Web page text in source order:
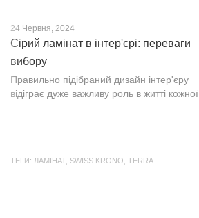
24 Червня, 2024
Сірий ламінат в інтер'єрі: переваги
вибору
Правильно підібраний дизайн інтер'єру
відіграє дуже важливу роль в житті кожної
ТЕГИ: ЛАМІНАТ, SWISS KRONO TERRA